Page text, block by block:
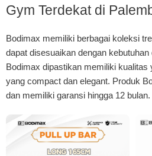
Gym Terdekat di
Bodimax memiliki berbagai koleksi
dapat disesuaikan dengan
Bodimax dipastikan memiliki kualitas
yang compact dan elegant. Produk
dan memiliki garansi hingga 12 bulan.